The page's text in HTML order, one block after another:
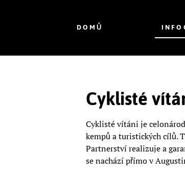
DOMŮ
Cyklisté
Cyklisté vítáni je
kempů a turistických cílů.
Partnerství realizuje a
se nachází přímo v